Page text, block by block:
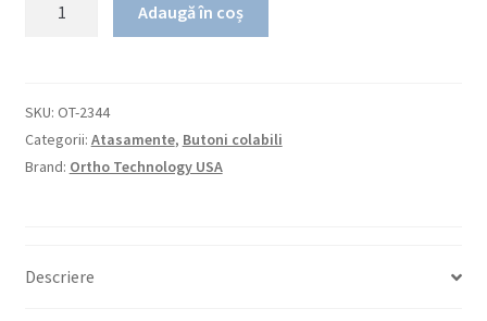
OrthoFlex
Adaugă în coș
SKU: OT-2344
Categorii: Atasamente, Butoni colabili
Brand: Ortho Technology USA
Descriere